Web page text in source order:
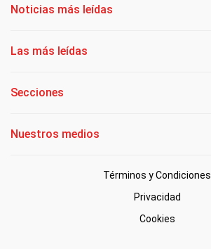
Noticias más leídas
Las más leídas
Secciones
Nuestros medios
Términos y Condiciones
Privacidad
Cookies